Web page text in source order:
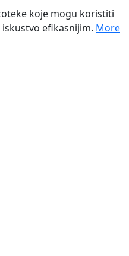
koje mogu koristiti
efikasnijim. More